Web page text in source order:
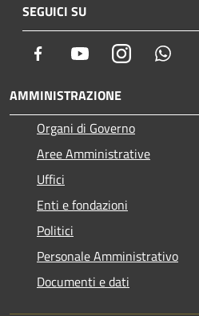
SEGUICI SU
Facebook YoutubeInstagram
AMMINISTRAZIONE
Organi di Governo
Aree Amministrative
Uffici
Enti e fondazioni
Politici
Personale Amministrativo
Documenti e dati